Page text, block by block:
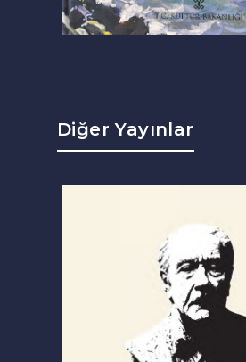
Diğer Yayınlar